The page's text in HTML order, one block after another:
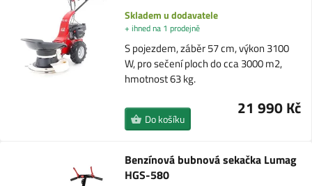
Skladem u dodavatele
+ ihned na 1 prodejně
S pojezdem, záběr 57 cm, výkon 3100
W, pro sečení ploch do cca 3000 m2,
hmotnost 63 kg.
21 990 Kč
Do košíku
Benzínová bubnová sekačka Lumag
HGS-580